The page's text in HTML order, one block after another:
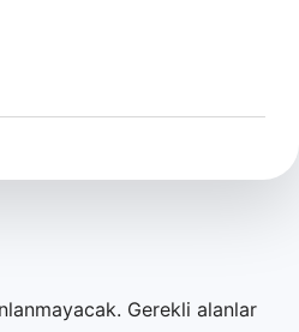
Gerekli alanlar